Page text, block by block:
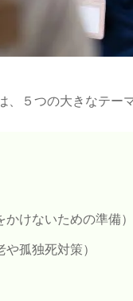
、５つの大きなテー
けないための準備）
孤独死対策）